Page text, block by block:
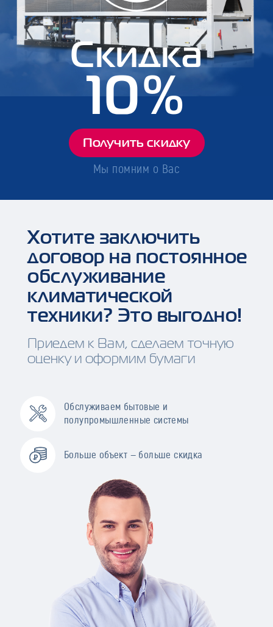
Мы помним о Вас
Скидка
10%
Получить скидку
Хотите заключить
договор на постоянное
обслуживание
климатической
техники? Это выгодно!
Приедем к Вам, сделаем точную
оценку и оформим бумаги
Обслуживаем бытовые и
полупромышленные системы
Больше объект — больше скидка